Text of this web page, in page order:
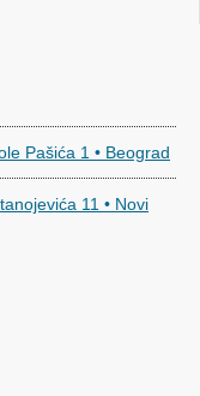
Pašića 1 • Beograd
11 • Novi